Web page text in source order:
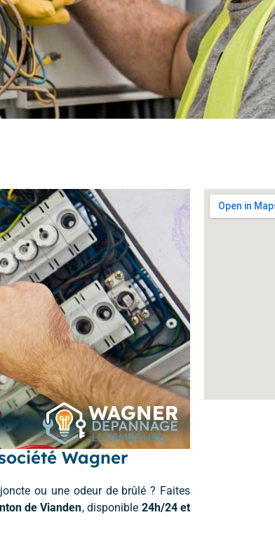
Wagner
ou une odeur de brûlé ? Faites
de Vianden, disponible 24h/24 et